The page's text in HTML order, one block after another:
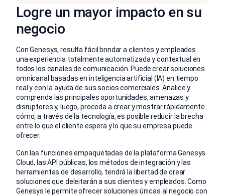
Logre un mayor impacto en su
negocio
Con Genesys, resulta fácil brindar a clientes y empleados
una experiencia totalmente automatizada y contextual en
todos los canales de comunicación. Puede crear soluciones
omnicanal basadas en inteligencia artificial (IA) en tiempo
real y con la ayuda de sus socios comerciales. Analice y
comprenda las principales oportunidades, amenazas y
disruptores y, luego, proceda a crear y mostrar rápidamente
cómo, a través de la tecnología, es posible reducir la brecha
entre lo que el cliente espera y lo que su empresa puede
ofrecer.
Con las funciones empaquetadas de la plataforma Genesys
Cloud, las API públicas, los métodos de integración y las
herramientas de desarrollo, tendrá la libertad de crear
soluciones que deleitarán a sus clientes y empleados. Como
Genesys le permite ofrecer soluciones únicas al negocio con